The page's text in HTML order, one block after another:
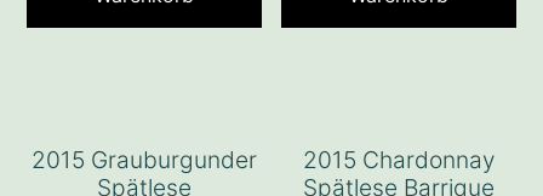
2015 Grauburgunder
Spätlese
2015 Chardonnay
Spätlese Barrique